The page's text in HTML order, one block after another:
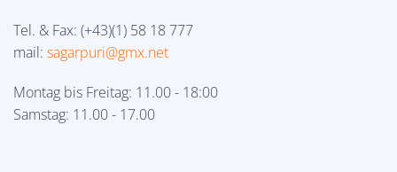
Tel. & Fax: (+43)(1) 58 18 777
mail: sagarpuri@gmx.net
Montag bis Freitag: 11.00 - 18:00
Samstag: 11.00 - 17.00